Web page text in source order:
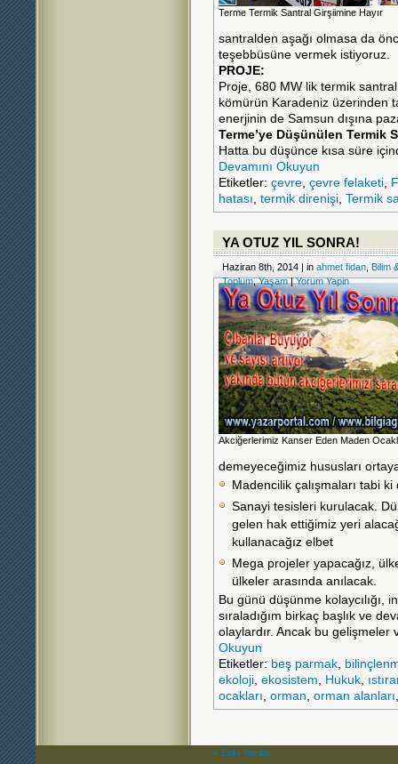
Terme Termik Santral Girşiimine Hayır
santralden aşağı olmasa da
teşebbüsüne vermek istiyoruz.
PROJE:
Proje, 680 MW lik termik
kömürün Karadeniz üzerinden
enerjinin de Samsun dışına
Terme’ye Düşünülen Termik
Hatta bu düşünce kısa süre
Devamını Okuyun
Etiketler: çevre, çevre felaketi,
hatası, termik direnişi, Termik
YA OTUZ YIL SONRA!
Haziran 8th, 2014 | in ahmet fidan Bilim
Toplum,Yaşam|Yorum Yapin
Akciğerlerimiz Kanser Eden Maden
demeyeceğimiz hususları
Madencilik çalışmaları tabi
Sanayi tesisleri kurulacak.
gelen hak ettiğimiz yeri
kullanacağız elbet
Mega projeler yapacağız,
ülkeler arasında anılacak.
Bu günü düşünme kolaycılığı,
sıraladığım birkaç başlık ve
olaylardır. Ancak bu
Okuyun
Etiketler: beş parmak,
ekoloji, ekosistem, Hukuk,
ocakları, orman, orman alanları
« Eski Yazilar